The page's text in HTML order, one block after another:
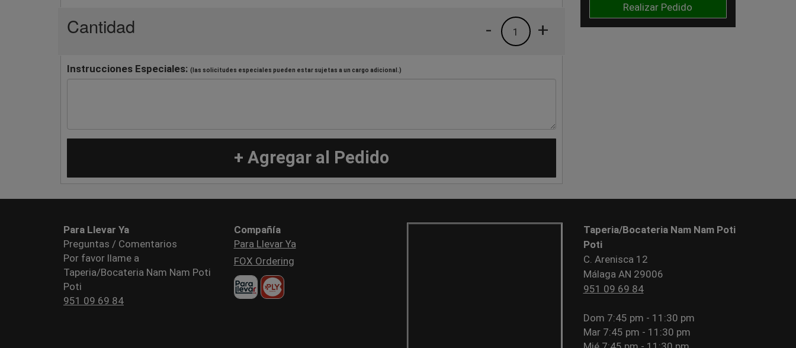
Realizar Pedido
Cantidad +
1
-
Instrucciones Especiales: (las solicitudes especiales pueden estar sujetas a un cargo adicional.)
+ Agregar al Pedido
Para Llevar Ya
Preguntas / Comentarios
Por favor llame a
Taperia/Bocateria Nam Nam Poti
Poti
951 09 69 84
Compañía
Para Llevar Ya
FOX Ordering
Taperia/Bocateria Nam Nam Poti
Poti
C. Arenisca 12
Málaga AN 29006
951 09 69 84
Dom 7:45 pm - 11:30 pm
Mar 7:45 pm - 11:30 pm